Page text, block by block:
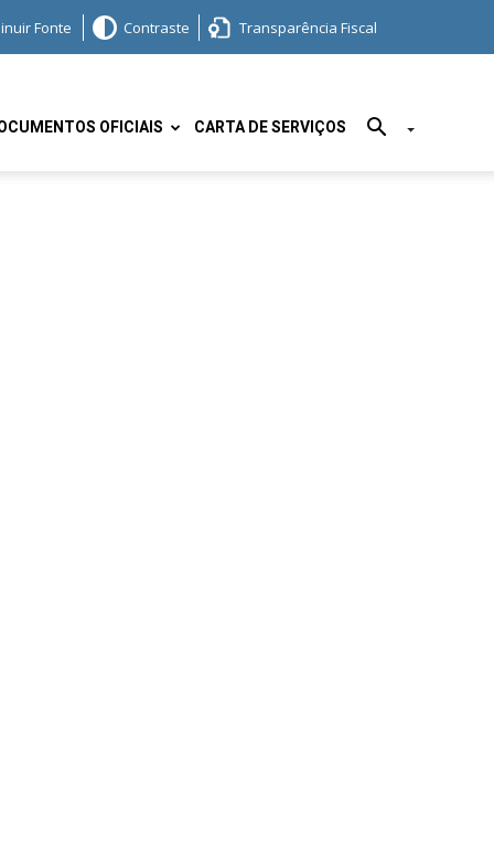
Fonte Contraste Transparência Fiscal
OFICIAIS CARTA DE SERVIÇOS